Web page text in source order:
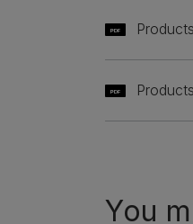
PDF
PDF
You